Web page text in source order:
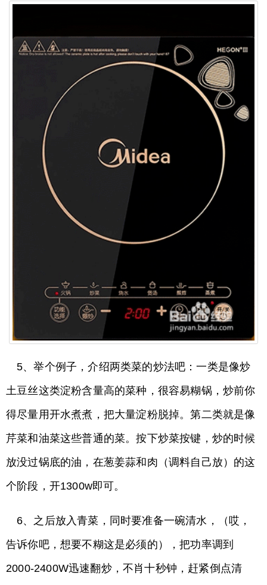
5、举个例子，介绍两类菜的炒法吧：一类是像炒
土豆丝这类淀粉含量高的菜种，很容易糊锅，炒前你
得尽量用开水煮煮，把大量淀粉脱掉。第二类就是像
芹菜和油菜这些普通的菜。按下炒菜按键，炒的时候
放没过锅底的油，在葱姜蒜和肉（调料自己放）的这
个阶段，开1300w即可。
6、之后放入青菜，同时要准备一碗清水，（哎，
告诉你吧，想要不糊这是必须的），把功率调到
2000-2400W迅速翻炒，不肖十秒钟，赶紧倒点清